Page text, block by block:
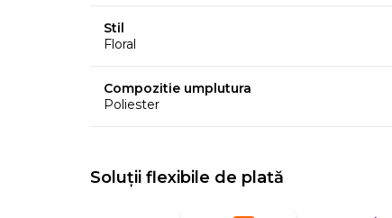
Stil
Floral
Compozitie umplutura
Poliester
Soluții flexibile de plată